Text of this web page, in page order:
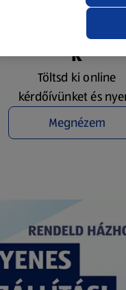
K
Töltsd ki online
kérdőívünket és
Megnézem